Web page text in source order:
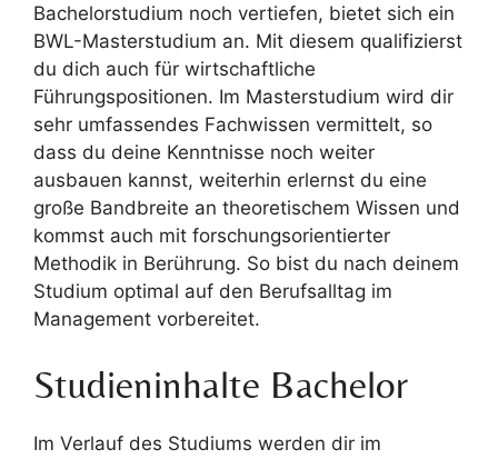
Bachelorstudium noch vertiefen, bietet sich ein
BWL-Masterstudium an. Mit diesem qualifizierst
du dich auch für wirtschaftliche
Führungspositionen. Im Masterstudium wird dir
sehr umfassendes Fachwissen vermittelt, so
dass du deine Kenntnisse noch weiter
ausbauen kannst, weiterhin erlernst du eine
große Bandbreite an theoretischem Wissen und
kommst auch mit forschungsorientierter
Methodik in Berührung. So bist du nach deinem
Studium optimal auf den Berufsalltag im
Management vorbereitet.
Studieninhalte Bachelor
Im Verlauf des Studiums werden dir im